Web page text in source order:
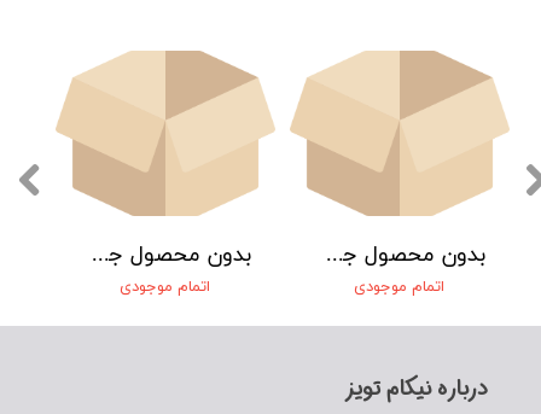
بدون محصول جهت نمایش
اتمام موجودی
بدون محصول جهت نمایش
اتمام موجودی
​درباره نیکام تویز